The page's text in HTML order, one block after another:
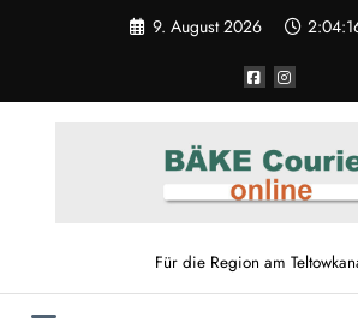
9. August 2026
Für die Region am